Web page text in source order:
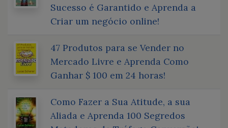
Sucesso é Garantido e Aprenda a
Criar um negócio online!
47 Produtos para se Vender no
Mercado Livre e Aprenda Como
Ganhar $ 100 em 24 horas!
Como Fazer a Sua Atitude, a sua
Aliada e Aprenda 100 Segredos